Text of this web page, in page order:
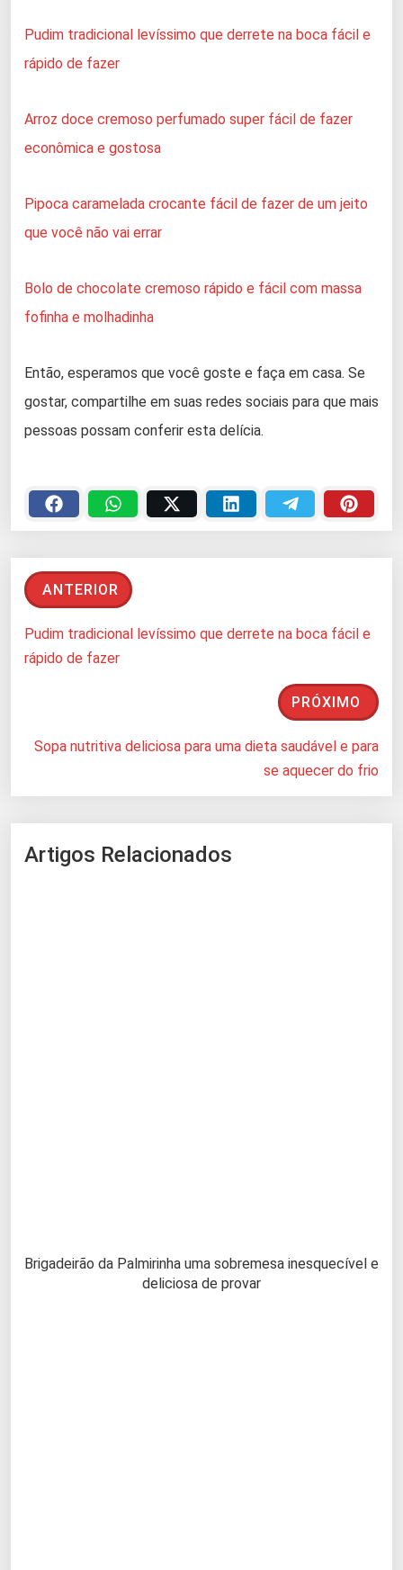
Pudim tradicional levíssimo que derrete na boca fácil e
rápido de fazer
Arroz doce cremoso perfumado super fácil de fazer
econômica e gostosa
Pipoca caramelada crocante fácil de fazer de um jeito
que você não vai errar
Bolo de chocolate cremoso rápido e fácil com massa
fofinha e molhadinha
Então, esperamos que você goste e faça em casa. Se
gostar, compartilhe em suas redes sociais para que mais
pessoas possam conferir esta delícia.
ANTERIOR
Pudim tradicional levíssimo que derrete na boca fácil e
rápido de fazer
PRÓXIMO
Sopa nutritiva deliciosa para uma dieta saudável e para
se aquecer do frio
Artigos Relacionados
Brigadeirão da Palmirinha uma sobremesa inesquecível e
deliciosa de provar